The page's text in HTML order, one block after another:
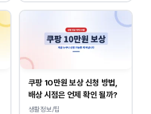
쿠팡 10만원 보상 신청 방법,
배상 시점은 언제 확인 될까?
생활정보/팁